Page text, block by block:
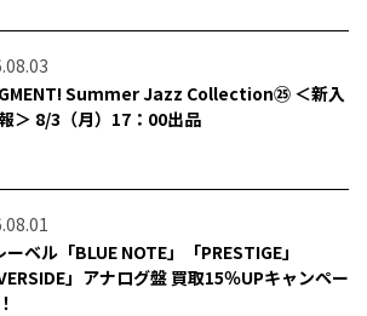
Summer Jazz Collection㉕ ＜新入
＞ 8/3（月）17：00出品
ベル「BLUE NOTE」「PRESTIGE」
」アナログ盤 買取15％UPキャンペー